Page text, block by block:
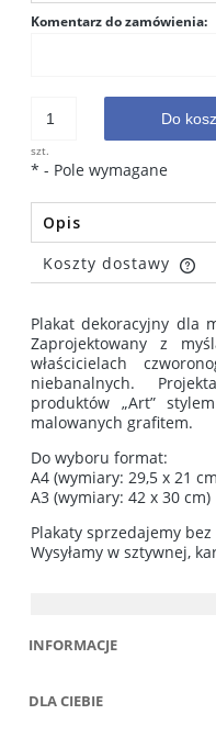
Komentarz do zamówienia:
szt.
Do
* - Pole wymagane
Opis
Koszty dostawy
Cena nie zawiera
Plakat dekoracyjny dla
Zaprojektowany z
właścicielach
niebanalnych.
produktów „Art”
malowanych grafitem.
Do wyboru format:
A4 (wymiary: 29,5 x 21
A3 (wymiary: 42 x 30 cm)
Plakaty sprzedajemy bez
Wysyłamy w sztywnej,
INFORMACJE
DLA CIEBIE